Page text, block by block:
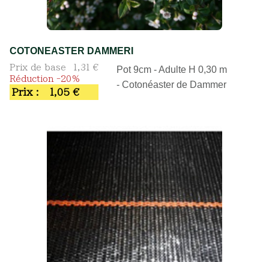
COTONEASTER DAMMERI
Prix de base
1,31 €
Réduction -20%
Prix : 1,05 €
Pot 9cm - Adulte H 0,30 m
- Cotonéaster de Dammer